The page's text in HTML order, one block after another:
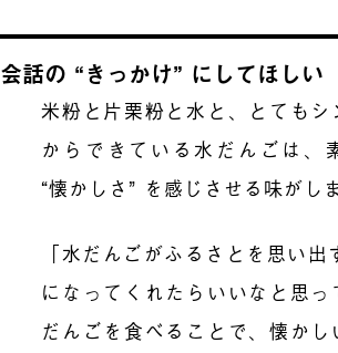
会話の “きっかけ” にしてほしい
米粉と片栗粉と水と、とてもシ
からできている水だんごは、
“懐かしさ” を感じさせる味がしま
「水だんごがふるさとを思い出
になってくれたらいいなと思っ
だんごを食べることで、懐かし